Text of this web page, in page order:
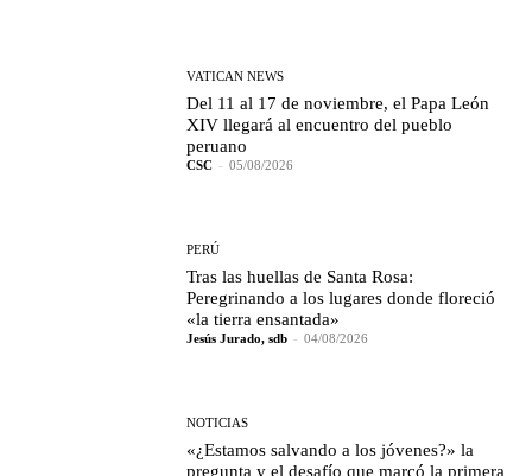
VATICAN NEWS
Del 11 al 17 de noviembre, el Papa León
XIV llegará al encuentro del pueblo
peruano
CSC - 05/08/2026
PERÚ
Tras las huellas de Santa Rosa:
Peregrinando a los lugares donde floreció
«la tierra ensantada»
Jesús Jurado, sdb - 04/08/2026
NOTICIAS
«¿Estamos salvando a los jóvenes?» la
pregunta y el desafío que marcó la primera